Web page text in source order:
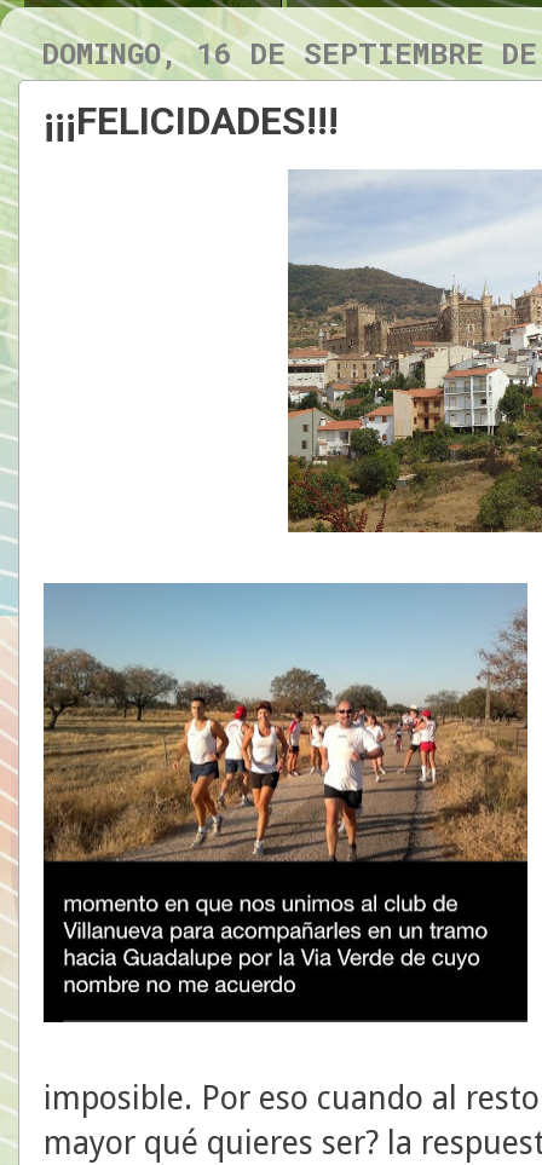
DOMINGO, 16 DE SEPTIEMBRE
¡¡¡FELICIDADES!!!
imposible. Por eso cuando al
mayor qué quieres ser? la